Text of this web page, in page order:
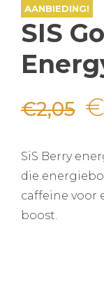
AANBIEDING!
SIS
€2,05 €
SiS Berry
die
caffeine voor
boost.